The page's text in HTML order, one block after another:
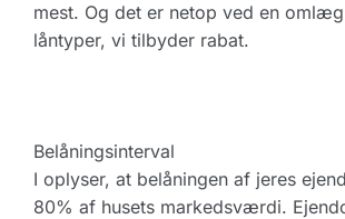
mest. Og det er netop ved en
låntyper, vi tilbyder rabat.
Belåningsinterval
I oplyser, at belåningen af jeres
80% af husets markedsværdi.